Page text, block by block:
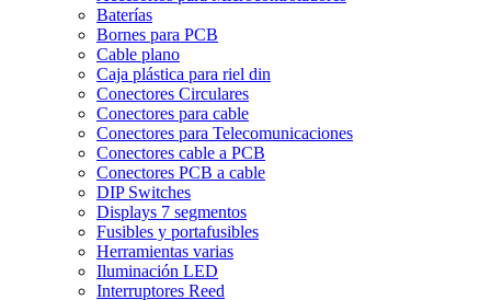
Baterías
Bornes para PCB
Cable plano
Caja plástica para riel din
Conectores Circulares
Conectores para cable
Conectores para Telecomunicaciones
Conectores cable a PCB
Conectores PCB a cable
DIP Switches
Displays 7 segmentos
Fusibles y portafusibles
Herramientas varias
Iluminación LED
Interruptores Reed